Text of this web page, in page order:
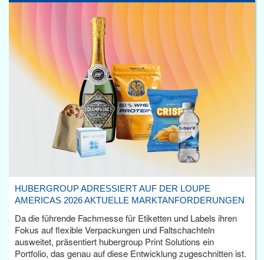
HUBERGROUP ADRESSIERT AUF DER LOUPE
AMERICAS 2026 AKTUELLE MARKTANFORDERUNGEN
Da die führende Fachmesse für Etiketten und Labels ihren
Fokus auf flexible Verpackungen und Faltschachteln
ausweitet, präsentiert hubergroup Print Solutions ein
Portfolio, das genau auf diese Entwicklung zugeschnitten ist.